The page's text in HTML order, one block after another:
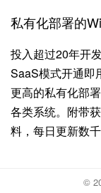
私有化部署的
投入超过20年开
SaaS模式开通即
更高的私有化部
各类系统。附带
料，每日更新数
©